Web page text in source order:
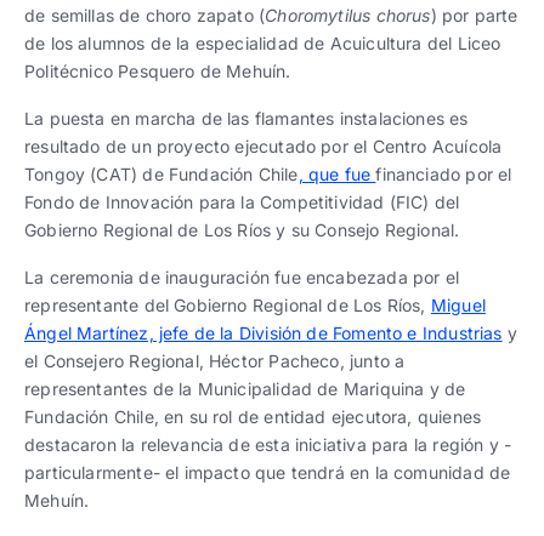
de semillas de choro zapato (Choromytilus chorus) por parte
de los alumnos de la especialidad de Acuicultura del Liceo
Politécnico Pesquero de Mehuín.
La puesta en marcha de las flamantes instalaciones es
resultado de un proyecto ejecutado por el Centro Acuícola
Tongoy (CAT) de Fundación Chile, que fuefinanciado por el
Fondo de Innovación para la Competitividad (FIC) del
Gobierno Regional de Los Ríos y su Consejo Regional.
La ceremonia de inauguración fue encabezada por el
representante del Gobierno Regional de Los Ríos, Miguel
Ángel Martínez, jefe de la División de Fomento e Industrias y
el Consejero Regional, Héctor Pacheco, junto a
representantes de la Municipalidad de Mariquina y de
Fundación Chile, en su rol de entidad ejecutora, quienes
destacaron la relevancia de esta iniciativa para la región y -
particularmente- el impacto que tendrá en la comunidad de
Mehuín.